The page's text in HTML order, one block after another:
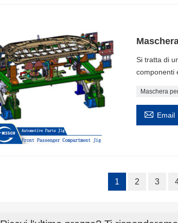
Si tratta di
componenti
Maschera
 Email
1 2 3